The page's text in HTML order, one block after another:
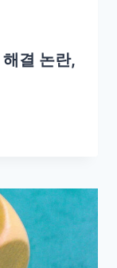
결 논란,